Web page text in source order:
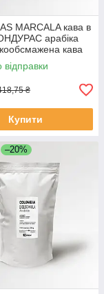
MARCALA кава в
арабіка
кава
відправки
₴
Купити
–20%